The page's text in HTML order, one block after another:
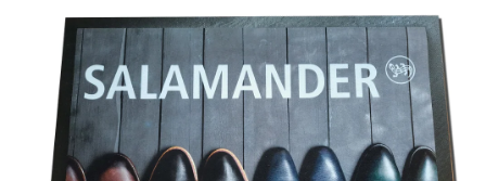
hviezdičiek.